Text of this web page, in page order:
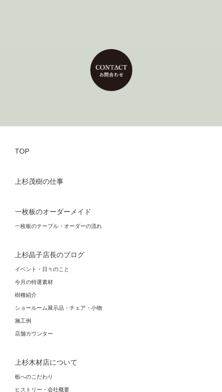
TOP
上杉茂樹の仕事
一枚板のオーダーメイド
一枚板のテーブル・オーダーの流れ
上杉晶子店長のブログ
イベント・日々のこと
今月の特選素材
樹種紹介
ショールーム展示品・チェア・小物
施工例
店舗カウンター
上杉木材店について
栃へのこだわり
ヒストリー・会社概要